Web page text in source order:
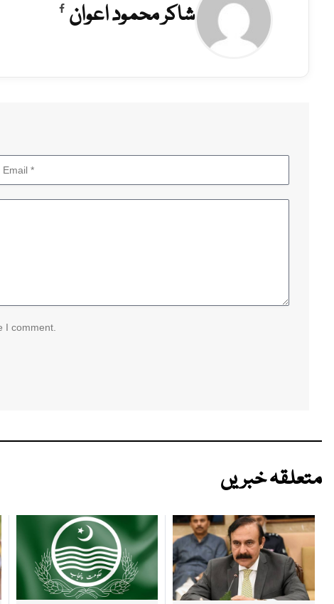
شاکر محمود اعوان Facebook
I comment.
متعلقہ خبریں